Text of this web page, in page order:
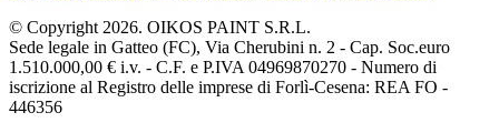
© Copyright 2026. OIKOS PAINT S.R.L.
Sede legale in Gatteo (FC), Via Cherubini n. 2 - Cap. Soc.euro
1.510.000,00 € i.v. - C.F. e P.IVA 04969870270 - Numero di
iscrizione al Registro delle imprese di Forlì-Cesena: REA FO -
446356